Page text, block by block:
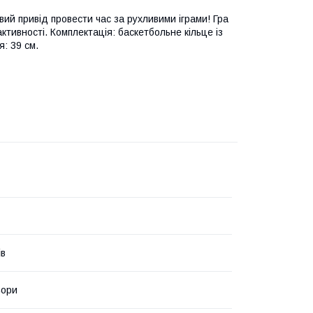
привід провести час за рухливими іграми! Гра
Комплектація: баскетбольне кільце із
39 см.